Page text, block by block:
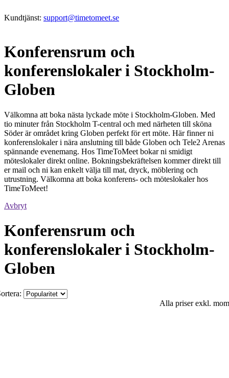
Kundtjänst: support@timetomeet.se
Konferensrum och
konferenslokaler i Stockholm-
Globen
Välkomna att boka nästa lyckade möte i Stockholm-Globen. Med
tio minuter från Stockholm T-central och med närheten till sköna
Söder är området kring Globen perfekt för ert möte. Här finner ni
konferenslokaler i nära anslutning till både Globen och Tele2 Arenas
spännande evenemang. Hos TimeToMeet bokar ni smidigt
möteslokaler direkt online. Bokningsbekräftelsen kommer direkt till
er mail och ni kan enkelt välja till mat, dryck, möblering och
utrustning. Välkomna att boka konferens- och möteslokaler hos
TimeToMeet!
Avbryt
Konferensrum och
konferenslokaler i Stockholm-
Globen
Alla priser exkl.